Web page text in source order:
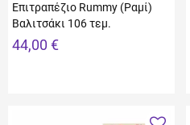
Επιτραπέζιο Rummy (Ραμί)
Βαλιτσάκι 106 τεμ.
44,00 €